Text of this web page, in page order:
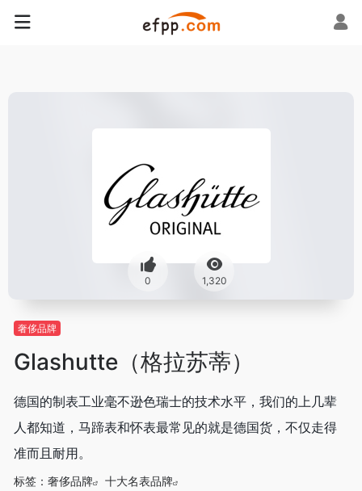
0 1,320
奢侈品牌
Glashutte（格拉苏蒂）
德国的制表工业毫不逊色瑞士的技术水平，我们的上几辈
人都知道，马蹄表和怀表最常见的就是德国货，不仅走得
准而且耐用。
标签： 奢侈品牌
十大名表品牌